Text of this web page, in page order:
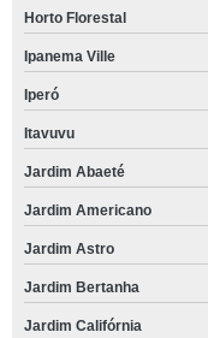
Horto Florestal
Ipanema Ville
Iperó
Itavuvu
Jardim Abaeté
Jardim Americano
Jardim Astro
Jardim Bertanha
Jardim Califórnia